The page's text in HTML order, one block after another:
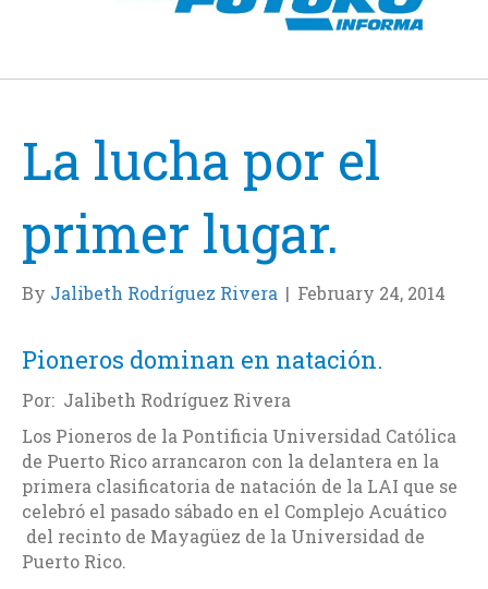
La lucha por el
primer lugar.
By Jalibeth Rodríguez Rivera | February 24, 2014
Pioneros dominan en natación.
Por: Jalibeth Rodríguez Rivera
Los Pioneros de la Pontificia Universidad Católica
de Puerto Rico arrancaron con la delantera en la
primera clasificatoria de natación de la LAI que se
celebró el pasado sábado en el Complejo Acuático
del recinto de Mayagüez de la Universidad de
Puerto Rico.